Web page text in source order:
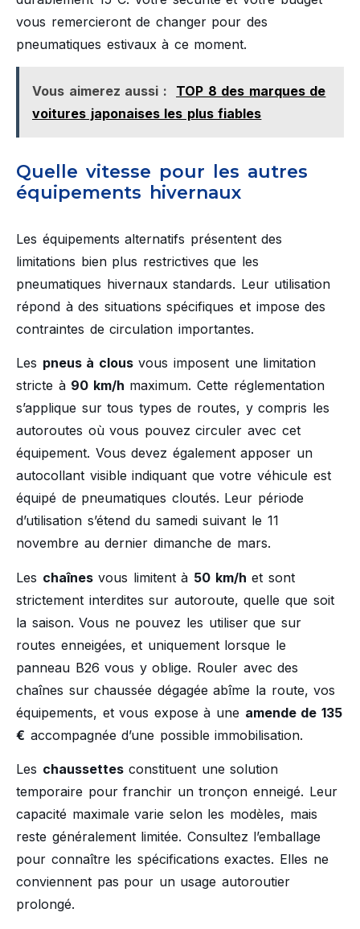
vous remercieront de changer pour des
pneumatiques estivaux à ce moment.
Vous aimerez aussi :
TOP 8 des marques de
voitures japonaises les plus fiables
Quelle vitesse pour les autres
équipements hivernaux
Les équipements alternatifs présentent des
limitations bien plus restrictives que les
pneumatiques hivernaux standards. Leur utilisation
répond à des situations spécifiques et impose des
contraintes de circulation importantes.
Les pneus à clousvous imposent une limitation
stricte à 90 km/h maximum. Cette réglementation
s’applique sur tous types de routes, y compris les
autoroutes où vous pouvez circuler avec cet
équipement. Vous devez également apposer un
autocollant visible indiquant que votre véhicule est
équipé de pneumatiques cloutés. Leur période
d’utilisation s’étend du samedi suivant le 11
novembre au dernier dimanche de mars.
Les chaînesvous limitent à 50 km/h et sont
strictement interdites sur autoroute, quelle que soit
la saison. Vous ne pouvez les utiliser que sur
routes enneigées, et uniquement lorsque le
panneau B26 vous y oblige. Rouler avec des
chaînes sur chaussée dégagée abîme la route, vos
équipements, et vous expose à une amende de 135
€ accompagnée d’une possible immobilisation.
Les chaussettesconstituent une solution
temporaire pour franchir un tronçon enneigé. Leur
capacité maximale varie selon les modèles, mais
reste généralement limitée. Consultez l’emballage
pour connaître les spécifications exactes. Elles ne
conviennent pas pour un usage autoroutier
prolongé.